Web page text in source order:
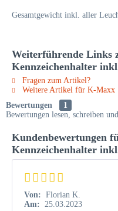
Gesamtgewicht inkl. aller
Weiterführende Links
Kennzeichenhalter
Fragen zum Artikel?
Weitere Artikel für K-Maxx
Bewertungen
1
Bewertungen lesen, schreiben
Kundenbewertungen
Kennzeichenhalter
Von: Florian K.
Am: 25.03.2023